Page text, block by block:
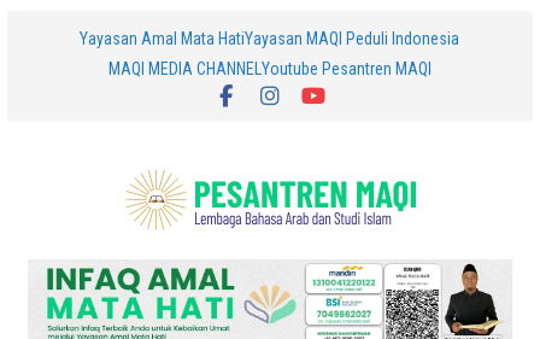
Yayasan Amal Mata HatiYayasan MAQI Peduli Indonesia
MAQI MEDIA CHANNEL Youtube Pesantren MAQI